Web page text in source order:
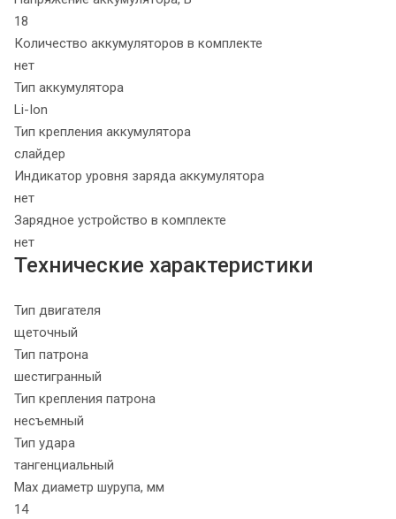
18
Количество аккумуляторов в комплекте
нет
Тип аккумулятора
Li-Ion
Тип крепления аккумулятора
слайдер
Индикатор уровня заряда аккумулятора
нет
Зарядное устройство в комплекте
нет
Технические характеристики
Тип двигателя
щеточный
Тип патрона
шестигранный
Тип крепления патрона
несъемный
Тип удара
тангенциальный
Max диаметр шурупа, мм
14